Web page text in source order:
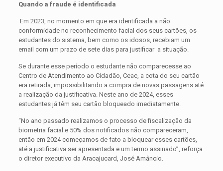
Quando a fraude é identificada
Em 2023, no momento em que era identificada a não
conformidade no reconhecimento facial dos seus cartões, os
estudantes do sistema, bem como os idosos, recebiam um
email com um prazo de sete dias para justificar a situação.
Se durante esse período o estudante não comparecesse ao
Centro de Atendimento ao Cidadão, Ceac, a cota do seu cartão
era retirada, impossibilitando a compra de novas passagens até
a realização da justificativa. Neste ano de 2024, esses
estudantes já têm seu cartão bloqueado imediatamente.
“No ano passado realizamos o processo de fiscalização da
biometria facial e 50% dos notificados não compareceram,
então em 2024 começamos de fato a bloquear esses cartões,
até a justificativa ser apresentada e um termo assinado”, reforça
o diretor executivo da Aracajucard, José Amâncio.